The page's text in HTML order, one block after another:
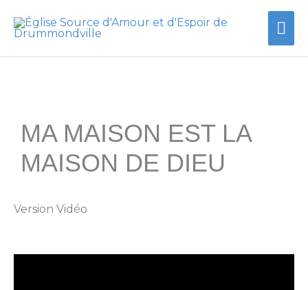
MA MAISON EST LA
MAISON DE DIEU
Version Vidéo